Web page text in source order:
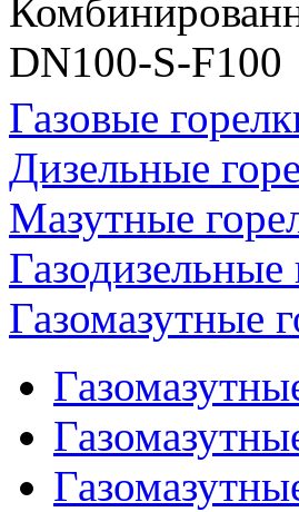
DN100-S-F100
Газовые
Дизельные
Мазутные
Газодизельные
Газомазутные